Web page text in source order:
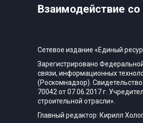
Взаимодействие
Сетевое издание «Единый
Зарегистрировано
связи, информационных
(Роскомнадзор).
70042 от 07.06.2017 г.
строительной отрасли».
Главный редактор: Кирилл